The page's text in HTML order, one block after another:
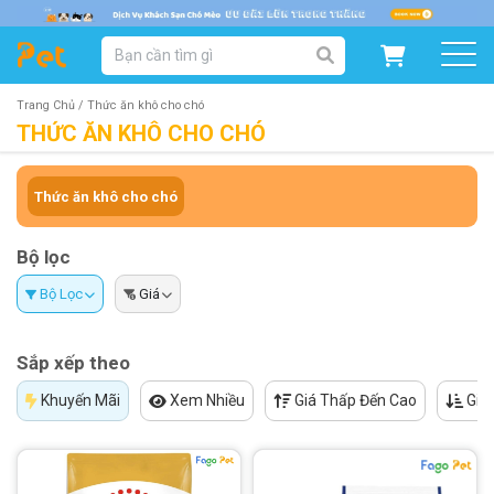
DANH MỤC SẢN PHẨM
SẢN PHẨM DÀNH CHO MÈO
SẨN PHẨM THEO THƯƠNG HIỆU
Trang Chủ / Thức ăn khô cho chó
THỨC ĂN KHÔ CHO CHÓ
Thức ăn khô cho chó
Bộ lọc
Bộ Lọc Giá
Sắp xếp theo
Khuyến Mãi Xem Nhiều Giá Thấp Đến Cao Giá